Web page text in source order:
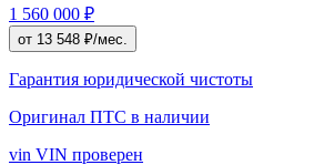
1 560 000 ₽
от 13 548 ₽/мес.
Гарантия юридической чистоты
Оригинал ПТС в наличии
vin VIN проверен